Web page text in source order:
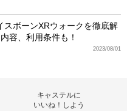
スボーンXRウォークを徹底解
容、利用条件も！
2023/08/01
キャステルに
いいね！しよう